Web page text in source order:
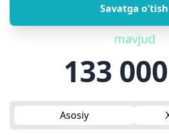
Savatga o'tish
mavjud
133 000
Asosiy